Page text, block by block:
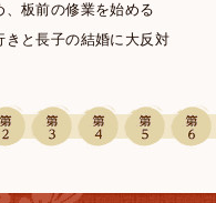
板前の修業を始める
きと長子の結婚に大反対